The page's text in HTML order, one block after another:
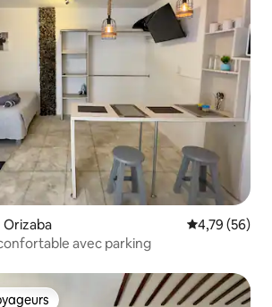
Orizaba Évaluation
4,79 (56)
avec parking